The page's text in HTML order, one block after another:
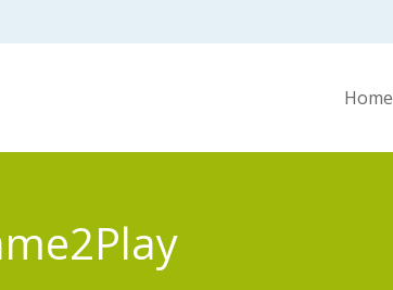
Home